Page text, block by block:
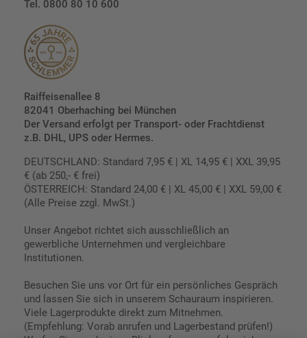
Tel. 0800 80 10 600
Raiffeisenallee 8
82041 Oberhaching bei München
Der Versand erfolgt per Transport- oder Frachtdienst
z.B. DHL, UPS oder Hermes.
DEUTSCHLAND: Standard 7,95 € | XL 14,95 € | XXL 39,95
€ (ab 250,- € frei)
ÖSTERREICH: Standard 24,00 € | XL 45,00 € | XXL 59,00 €
(Alle Preise zzgl. MwSt.)
Unser Angebot richtet sich ausschließlich an
gewerbliche Unternehmen und vergleichbare
Institutionen.
Besuchen Sie uns vor Ort für ein persönliches Gespräch
und lassen Sie sich in unserem Schauraum inspirieren.
Viele Lagerprodukte direkt zum Mitnehmen.
(Empfehlung: Vorab anrufen und Lagerbestand prüfen!)